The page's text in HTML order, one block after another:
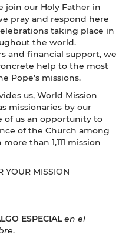
join our Holy Father in
pray and respond here
taking place in
the world.
and financial support, we
help to the most
Pope’s missions.
us, World Mission
missionaries by our
of us an opportunity to
of the Church among
than 1,111 mission
YOUR MISSION
ESPECIAL en el
.